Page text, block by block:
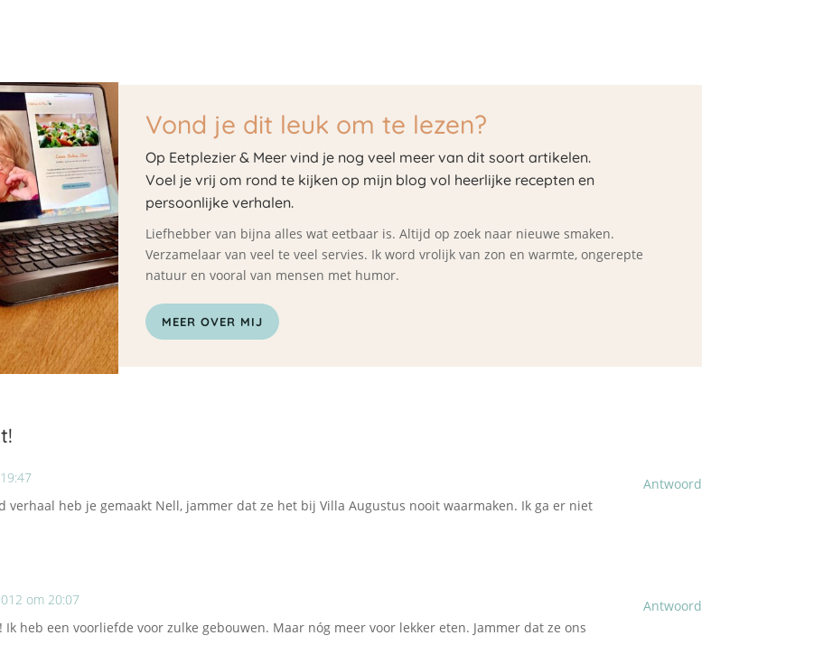
Vond je dit leuk om te lezen?
Op Eetplezier & Meer vind je nog veel meer van dit soort artikelen.
Voel je vrij om rond te kijken op mijn blog vol heerlijke recepten en
persoonlijke verhalen.
Liefhebber van bijna alles wat eetbaar is. Altijd op zoek naar nieuwe smaken.
Verzamelaar van veel te veel servies. Ik word vrolijk van zon en warmte, ongerepte
natuur en vooral van mensen met humor.
MEER OVER MIJ
verhaal heb je gemaakt Nell, jammer dat ze het bij Villa Augustus nooit waarmaken. Ik ga er niet
Antwoord
om 20:07
heb een voorliefde voor zulke gebouwen. Maar nóg meer voor lekker eten. Jammer dat ze ons
Antwoord